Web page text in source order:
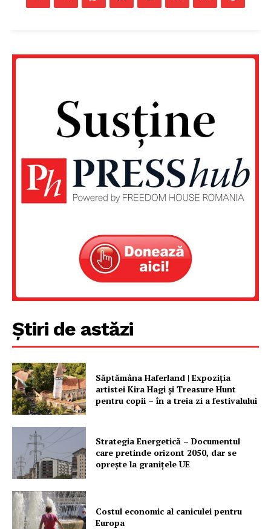
Știri de astăzi
Săptămâna Haferland | Expoziţia
artistei Kira Hagi şi Treasure Hunt
pentru copii – în a treia zi a festivalului
Strategia Energetică – Documentul
care pretinde orizont 2050, dar se
oprește la granițele UE
Costul economic al caniculei pentru
Europa